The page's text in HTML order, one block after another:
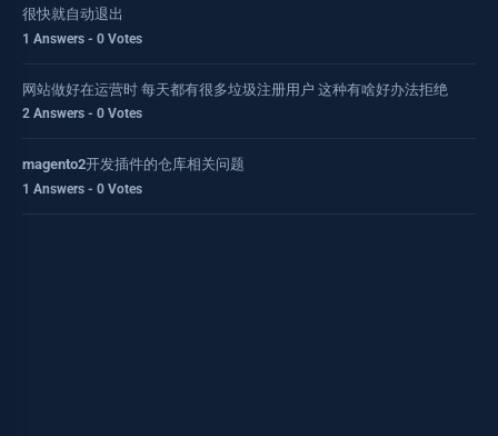
很快就自动退出
1 Answers - 0 Votes
网站做好在运营时 每天都有很多垃圾注册用户 这种有啥好办法拒绝
2 Answers - 0 Votes
magento2开发插件的仓库相关问题
1 Answers - 0 Votes